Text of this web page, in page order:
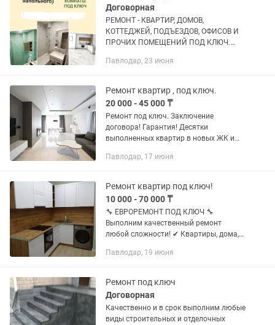
Договорная
РЕМОНТ - КВАРТИР, ДОМОВ,
КОТТЕДЖЕЙ, ПОДЪЕЗДОВ, ОФИСОВ И
ПРОЧИХ ПОМЕЩЕНИЙ ПОД КЛЮЧ.
Стажем работы к Вашим услугам,
Стяжка Вашего пола...
Павлодар, 23 июня
Ремонт квартир , под ключ.
20 000 - 45 000 ₸
Ремонт под ключ. Заключение
договора! Гарантия! Десятки
выполненных квартир в новых ЖК и
Высокий рейтинг рекомендаций!
выполнят...
Павлодар, 17 июня
Ремонт квартир под ключ!
10 000 - 70 000 ₸
🔧 ЕВРОРЕМОНТ ПОД КЛЮЧ 🔧
Выполним качественный ремонт
любой сложности! ✔ Квартиры, дома,
капитальный ремонт ✔ Штукатурка,
плитки, ламината,...
Павлодар, 19 июня
Ремонт под ключ
Договорная
Качественно и в срок выполним любые
виды строительных и отделочных